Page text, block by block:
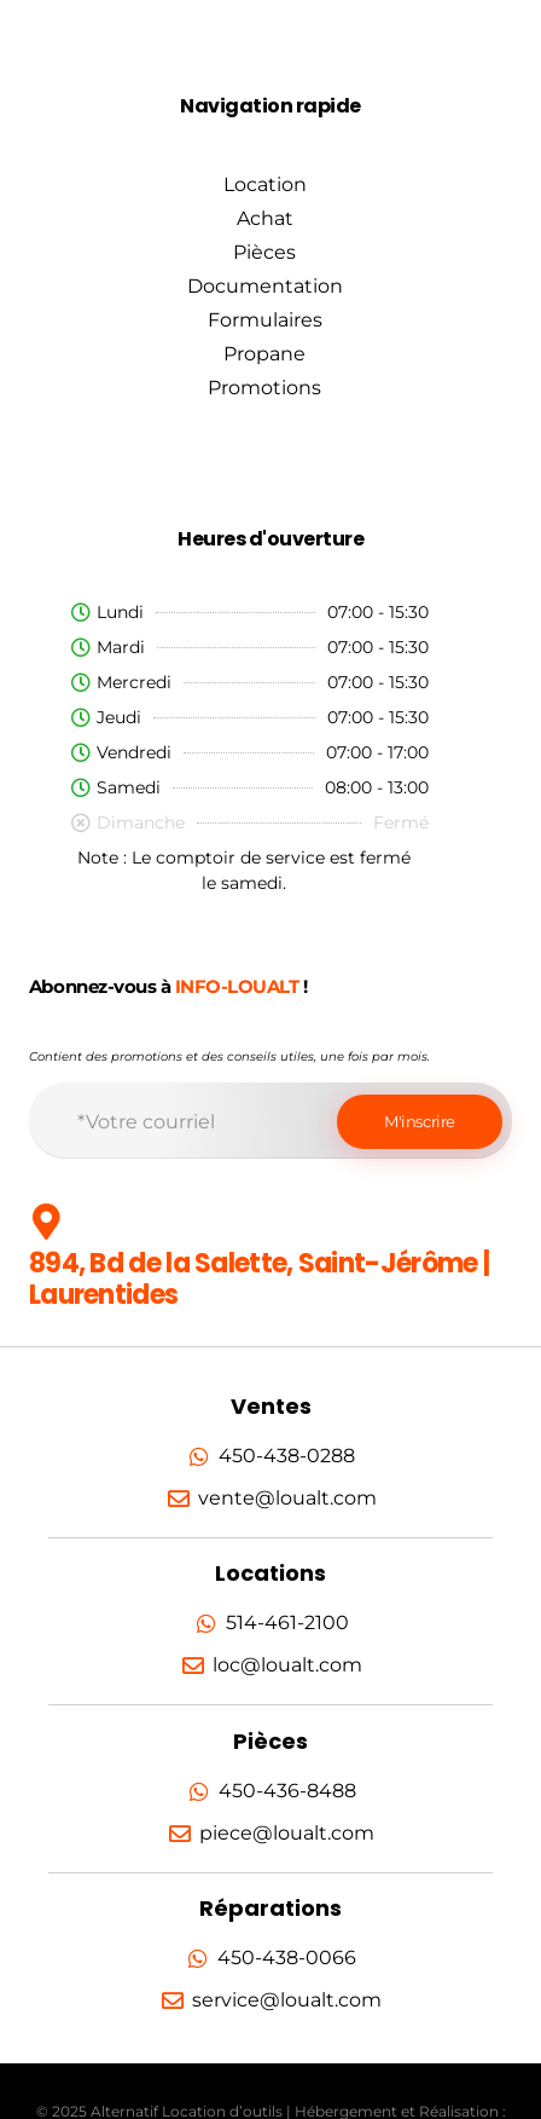
Navigation rapide
Location
Achat
Pièces
Documentation
Formulaires
Propane
Promotions
Heures d'ouverture
Lundi
07:00 - 15:30
Mardi
07:00 - 15:30
Mercredi
07:00 - 15:30
Jeudi
07:00 - 15:30
Vendredi
07:00 - 17:00
Samedi
08:00 - 13:00
Dimanche
Fermé
Note : Le comptoir de service est fermé
le samedi.
Abonnez-vous à INFO-LOUALT!
Contient des promotions et des conseils utiles, une fois par mois.
894, Bd de la Salette, Saint-Jérôme |
Laurentides
Ventes
450-438-0288
vente@loualt.com
Locations
514-461-2100
loc@loualt.com
Pièces
450-436-8488
piece@loualt.com
Réparations
450-438-0066
service@loualt.com
© 2025 Alternatif Location d’outils | Hébergement et Réalisation :